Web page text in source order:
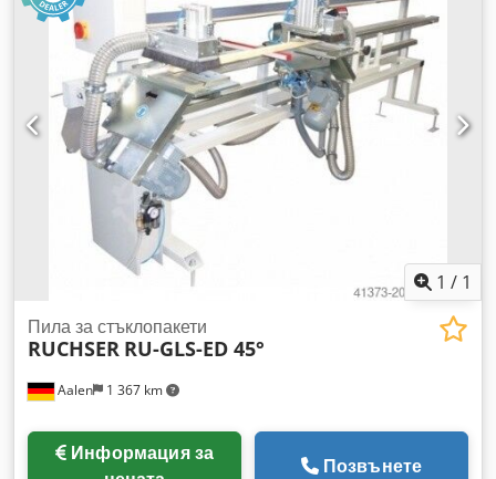
1 / 1
Aalen 1 367 km
Пила за стъклопакети
RUCHSER RU-GLS-ED 45°
Информация за
Позвънете